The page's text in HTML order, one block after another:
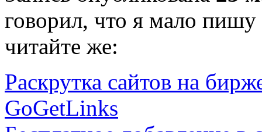
говорил, что я мало пишу
читайте же:
Раскрутка сайтов на
GoGetLinks